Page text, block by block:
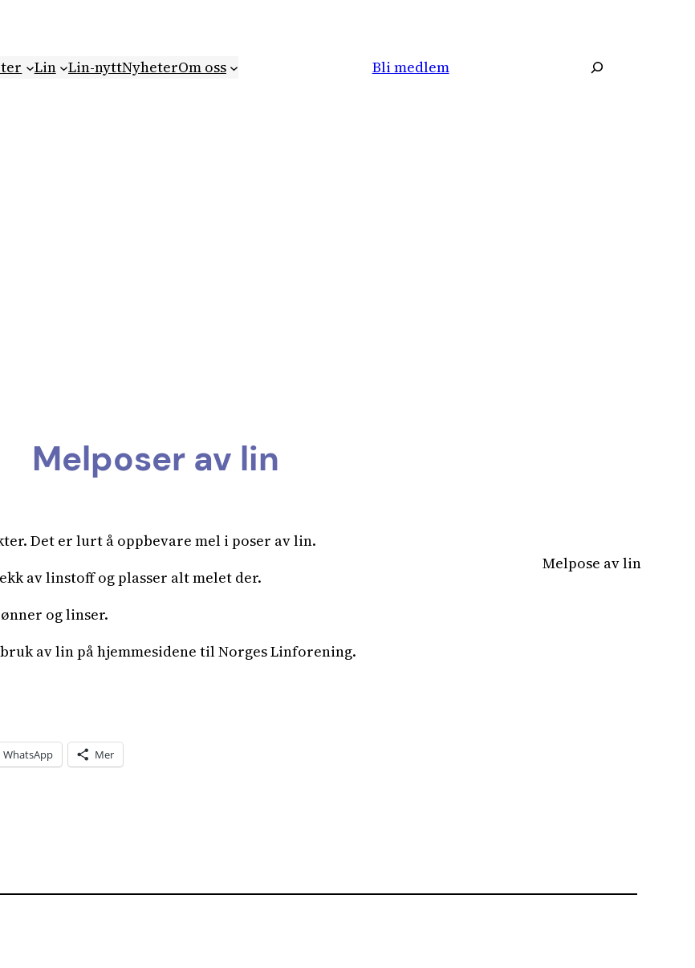
Lin Lin-nyttNyheterOm oss Bli medlem Søk
Melposer av lin
Melpose av lin
Det er lurt å oppbevare mel i poser av lin.
av linstoff og plasser alt melet der.
og linser.
av lin på hjemmesidene til Norges Linforening.
WhatsApp Mer